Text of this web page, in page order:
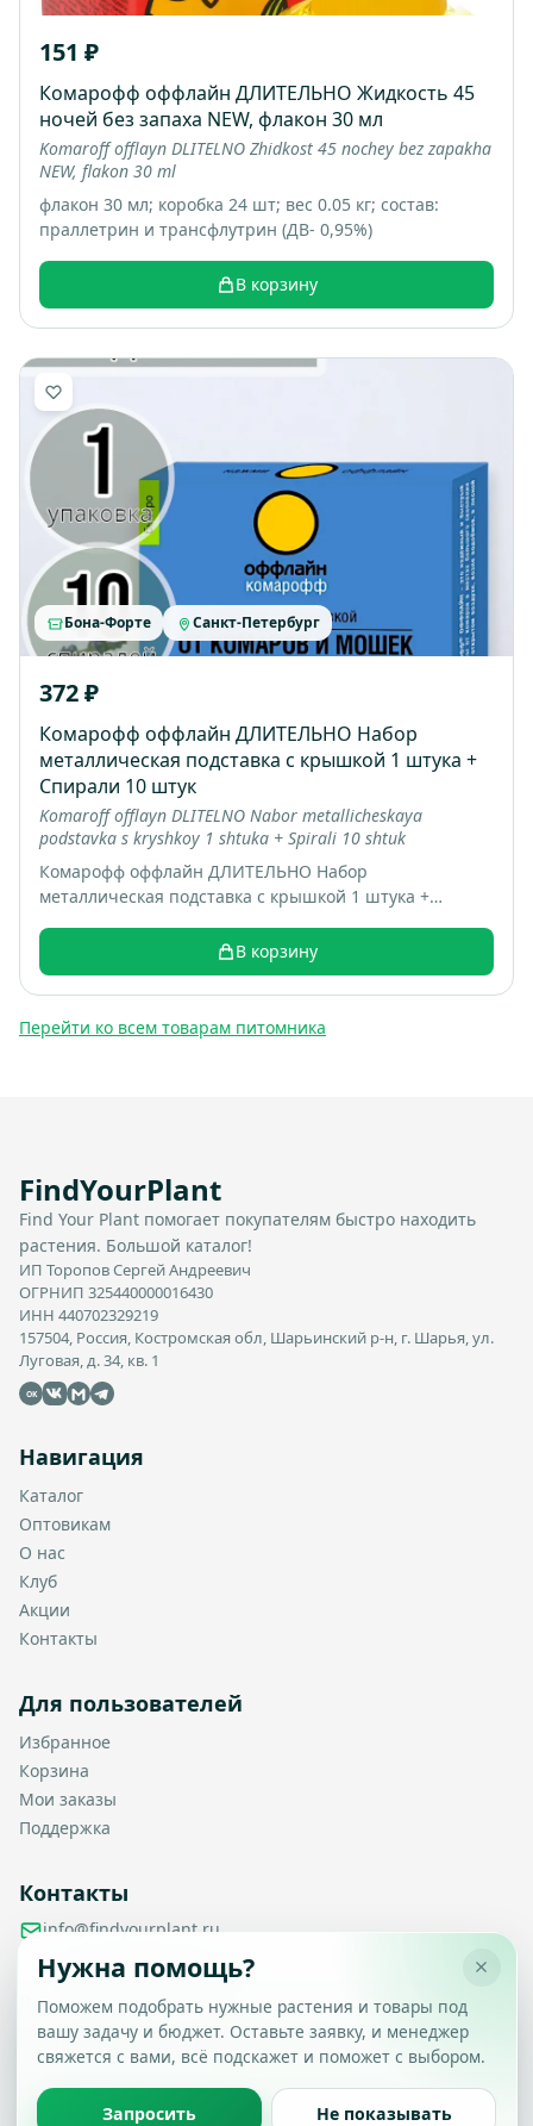
151 ₽
Комарофф оффлайн ДЛИТЕЛЬНО Жидкость 45
ночей без запаха NEW, флакон 30 мл
Komaroff offlayn DLITELNO Zhidkost 45 nochey bez zapakha
NEW, flakon 30 ml
флакон 30 мл; коробка 24 шт; вес 0.05 кг; состав:
праллетрин и трансфлутрин (ДВ- 0,95%)
В корзину
Бона-Форте Санкт-Петербург
372 ₽
Комарофф оффлайн ДЛИТЕЛЬНО Набор
металлическая подставка с крышкой 1 штука +
Спирали 10 штук
Komaroff offlayn DLITELNO Nabor metallicheskaya
podstavka s kryshkoy 1 shtuka + Spirali 10 shtuk
Комарофф оффлайн ДЛИТЕЛЬНО Набор
металлическая подставка с крышкой 1 штука +
В корзину
Перейти ко всем товарам питомника
FindYourPlant
Find Your Plant помогает покупателям быстро находить
растения. Большой каталог!
ИП Торопов Сергей Андреевич
ОГРНИП 325440000016430
ИНН 440702329219
157504, Россия, Костромская обл, Шарьинский р-н, г. Шарья, ул.
Луговая, д. 34, кв. 1
OK
Навигация
Каталог
Оптовикам
О нас
Клуб
Акции
Контакты
Для пользователей
Избранное
Корзина
Мои заказы
Поддержка
Контакты
info@findyourplant.ru
findyourplantofficial@gmail.com
+7 929 115-17-50
Санкт-Петербург, Гражданский проспект, д. 104, корп. 1,
литера А, офис 430
Настройка конфиденциальности
Вы можете выбрать, какие типы файлов cookie
разрешить.
Политика обработки данных
Нужна помощь?
Поможем подобрать нужные растения и товары под
вашу задачу и бюджет. Оставьте заявку, и менеджер
свяжется с вами, всё подскажет и поможет с выбором.
Запросить Не показывать